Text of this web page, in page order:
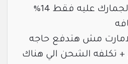
اللابتوب معفي من الجمارك عليه فقط 14%
مش هتدفع حاجه
+ تكلفه الشحن الي هناك